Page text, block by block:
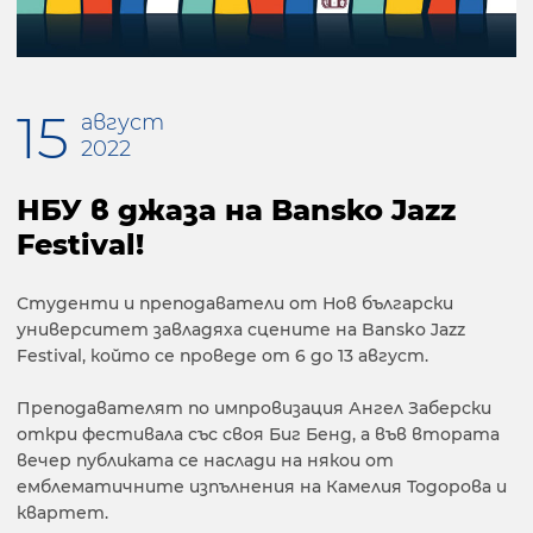
15 август
2022
НБУ в джаза на Bansko Jazz
Festival!
Студенти и преподаватели от Нов български
университет завладяха сцените на Bansko Jazz
Festival, който се проведе от 6 до 13 август.
Преподавателят по импровизация Ангел Заберски
откри фестивала със своя Биг Бенд, a във втората
вечер публиката се наслади на някои от
емблематичните изпълнения на Камелия Тодорова и
квартет.